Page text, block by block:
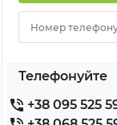
Номер
Телефонуйте
+38 095 525